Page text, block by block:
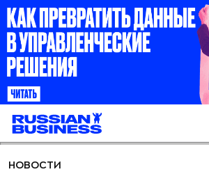
НОВОСТИ